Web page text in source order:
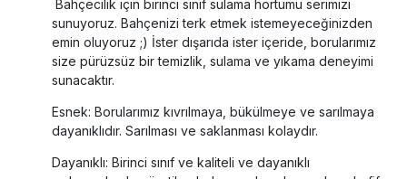
Bahçecilik için birinci sınıf sulama hortumu serimizi
sunuyoruz. Bahçenizi terk etmek istemeyeceğinizden
emin oluyoruz ;) İster dışarıda ister içeride, borularımız
size pürüzsüz bir temizlik, sulama ve yıkama deneyimi
sunacaktır.
Esnek: Borularımız kıvrılmaya, bükülmeye ve sarılmaya
dayanıklıdır. Sarılması ve saklanması kolaydır.
Dayanıklı: Birinci sınıf ve kaliteli ve dayanıklı